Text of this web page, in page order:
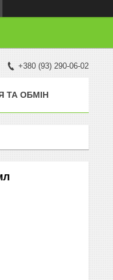
+380 (93) 290-06-02
ТА ОБМІН